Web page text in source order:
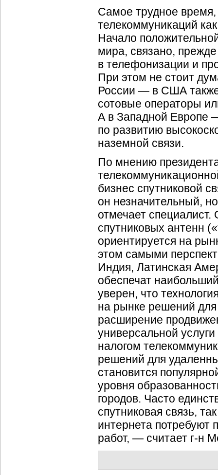
Самое трудное
телекоммуникаций
Начало
мира, связано,
в телефонизации и
При этом не стоит
России — в США также
сотовые операторы
А в Западной Европе
по развитию
наземной связи.
По мнению
бизнес спутниковой
он незначительный,
отмечает
спутниковых антенн
ориентируется на
этом самыми
Индия, Латинская
обеспечат
уверен, что
на рынке решений
расширение
универсальной
налогом
решений для
становится
уровня
городов. Часто
спутниковая связь,
интернета потребуют
работ, — считает г-н